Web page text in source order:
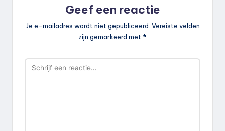
Geef een reactie
Je e-mailadres wordt niet gepubliceerd. Vereiste velden
zijn gemarkeerd met *